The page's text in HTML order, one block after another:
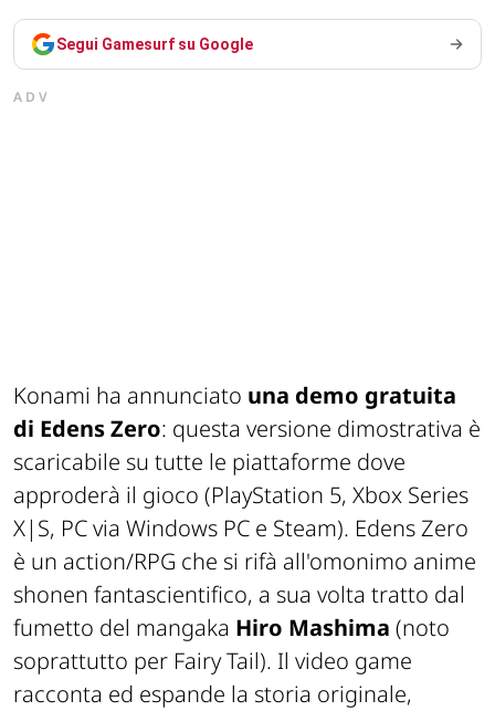
Segui Gamesurf su Google
ADV
Konami ha annunciato una demo gratuita
di Edens Zero: questa versione dimostrativa è
scaricabile su tutte le piattaforme dove
approderà il gioco (PlayStation 5, Xbox Series
X|S, PC via Windows PC e Steam). Edens Zero
è un action/RPG che si rifà all'omonimo anime
shonen fantascientifico, a sua volta tratto dal
fumetto del mangaka Hiro Mashima (noto
soprattutto per Fairy Tail). Il video game
racconta ed espande la storia originale,